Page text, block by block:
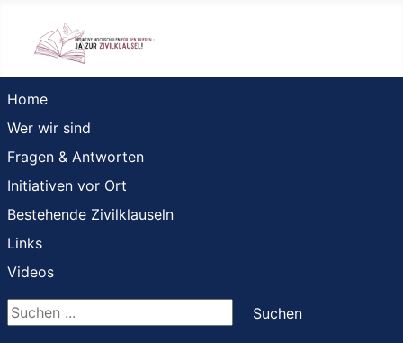
Home
Wer wir sind
Fragen & Antworten
Initiativen vor Ort
Bestehende Zivilklauseln
Links
Videos
Suchen ...
Suchen